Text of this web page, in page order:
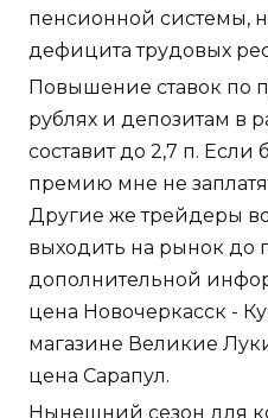
пенсионной системы,
дефицита трудовых
Повышение ставок по
рублях и депозитам в
составит до 2,7 п. Если
премию мне не
Другие же трейдеры
выходить на рынок до
дополнительной
цена Новочеркасск -
магазине Великие
цена Сарапул.
Нынешний сезон для